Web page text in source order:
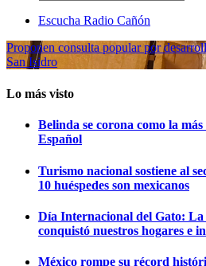
Escucha Radio Cañón
Proponen consulta popular por
San Isidro
Lo más visto
Belinda se corona como la
Español
Turismo nacional sostiene al
10 huéspedes son mexicanos
Día Internacional del Gato:
conquistó nuestros hogares e
México rompe su récord